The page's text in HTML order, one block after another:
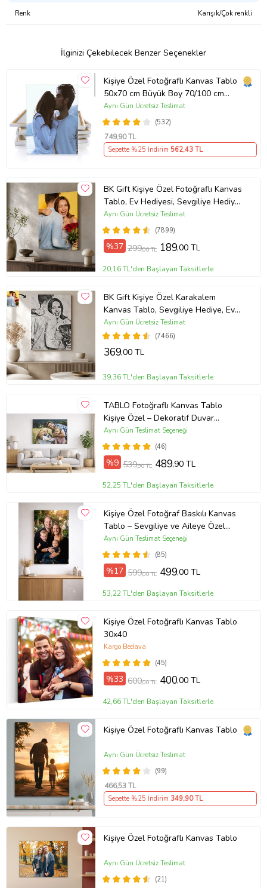
Çerçeve İhtiyacı:
Tablolarımız, çerçeve ihtiyacı olmadan asılmaya
uygun şekilde tasarlanmıştır. Kenarlara kadar uzanan baskı
sağlar. Böylece, dekorasyonunuza modern ve minimalist bir
dokunuş katarsınız.
kcm11796259
Renk Karışık/Çok renkli
İlginizi Çekebilecek Benzer Seçenekler
Kişiye Özel Fotoğraflı Kanvas Tablo
50x70 cm Büyük Boy 70/100 cm
Duvar Tablosu – Sevgiliye & Aileye
Anlamlı Hediye , Babaya Hediye
(532)
Aynı Gün Ücretsiz Teslimat
749,90 TL
Sepette %25 İndirim 562,43 TL
BK Gift Kişiye Özel Fotoğraflı Kanvas
Tablo, Ev Hediyesi, Sevgiliye Hediye,
Arkadaşa Hediye
(7899)
Aynı Gün Ücretsiz Teslimat
%37 299,00 TL 189,00 TL
20,16 TL'den Başlayan Taksitlerle
BK Gift Kişiye Özel Karakalem
Kanvas Tablo, Sevgiliye Hediye, Ev
Hediyesi, Arkadaşa Hediye
(7466)
Aynı Gün Ücretsiz Teslimat
369,00 TL
39,36 TL'den Başlayan Taksitlerle
TABLO Fotoğraflı Kanvas Tablo
Kişiye Özel – Dekoratif Duvar
Tablosu (ÇokluRenk)
(46)
Aynı Gün Teslimat Seçeneği
%9 539,90 TL 489,90 TL
52,25 TL'den Başlayan Taksitlerle
Kişiye Özel Fotoğraf Baskılı Kanvas
Tablo – Sevgiliye ve Aileye Özel
Hediye (ÇokluRenk)
(85)
Aynı Gün Teslimat Seçeneği
%17 599,00 TL 499,00 TL
53,22 TL'den Başlayan Taksitlerle
Kişiye Özel Fotoğraflı Kanvas Tablo
30x40
(45)
Kargo Bedava
%33 600,00 TL 400,00 TL
42,66 TL'den Başlayan Taksitlerle
Kişiye Özel Fotoğraflı Kanvas Tablo
(99)
Aynı Gün Ücretsiz Teslimat
466,53 TL
Sepette %25 İndirim 349,90 TL
Kişiye Özel Fotoğraflı Kanvas Tablo
(21)
Aynı Gün Ücretsiz Teslimat